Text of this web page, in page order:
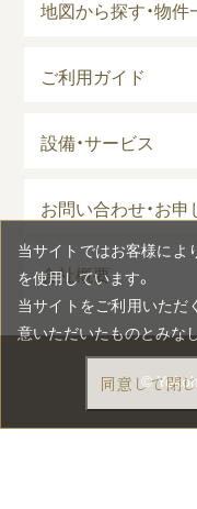
地図から探す・物件
ご利用ガイド
設備・サービス
お問い合わせ・お申
会社概要
©︎
当サイトではお客様によ
を使用しています。
当サイトをご利用いただ
意いただいたものとみな
同意して閉